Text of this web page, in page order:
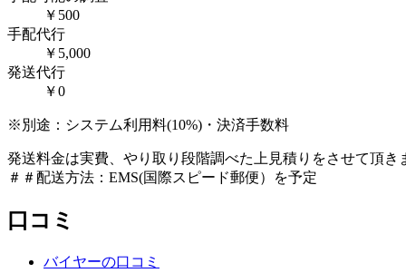
￥500
手配代行
￥5,000
発送代行
￥0
※別途：システム利用料(10%)・決済手数料
発送料金は実費、やり取り段階調べた上見積りをさせて頂き
＃＃配送方法：EMS(国際スピード郵便）を予定
口コミ
バイヤーの口コミ